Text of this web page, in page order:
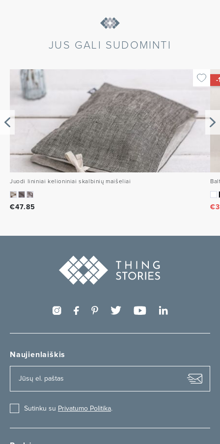
JUS GALI SUDOMINTI
Juodi lininiai kelioniniai skalbinių maišeliai
€47.85
-
€
Naujienlaiškis
Sutinku su Privatumo Politika.